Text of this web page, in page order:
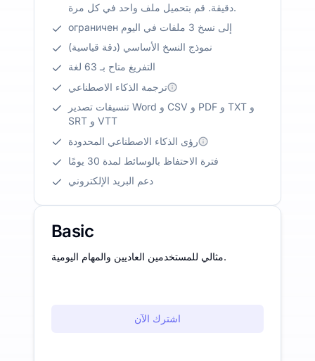
دقيقة. قم بتحميل ملف واحد في كل مرة.
ограничен إلى نسخ 3 ملفات في اليوم
نموذج النسخ الأساسي (دقة قياسية)
التفريغ متاح بـ 63 لغة
ترجمة الذكاء الاصطناعي
تنسيقات تصدير Word و CSV و PDF و TXT و
SRT و VTT
رؤى الذكاء الاصطناعي المحدودة
فترة الاحتفاظ بالوسائط لمدة 30 يومًا
دعم البريد الإلكتروني
Basic
مثالي للمستخدمين العاديين والمهام اليومية.
اشترك الآن